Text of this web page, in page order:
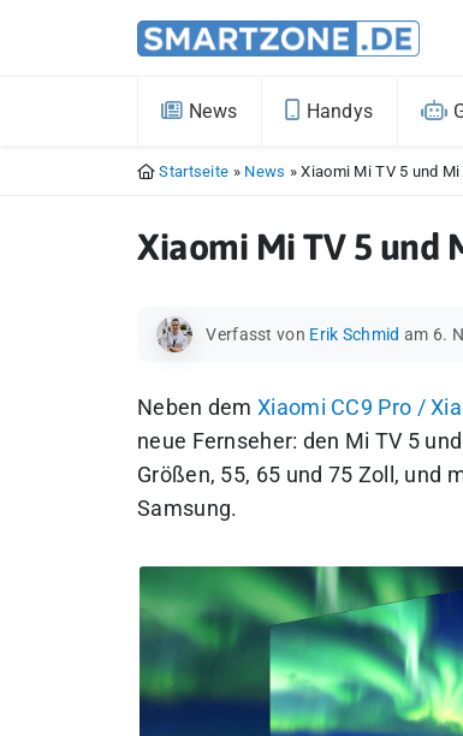
News Handys
Startseite » News »Xiaomi Mi TV 5 und
Xiaomi Mi TV 5 und
Verfasst von Erik Schmid am 6.
Neben dem Xiaomi CC9 Pro /
neue Fernseher: den Mi TV 5
Größen, 55, 65 und 75 Zoll, und
Samsung.